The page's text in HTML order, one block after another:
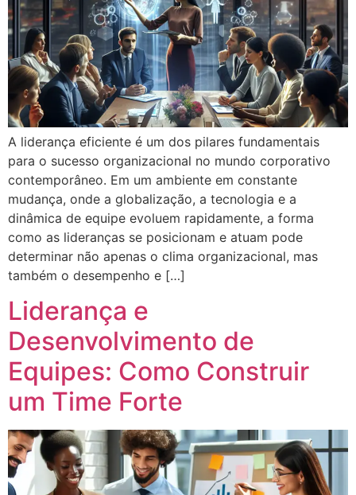
A liderança eficiente é um dos pilares fundamentais
para o sucesso organizacional no mundo corporativo
contemporâneo. Em um ambiente em constante
mudança, onde a globalização, a tecnologia e a
dinâmica de equipe evoluem rapidamente, a forma
como as lideranças se posicionam e atuam pode
determinar não apenas o clima organizacional, mas
também o desempenho e […]
Liderança e
Desenvolvimento de
Equipes: Como Construir
um Time Forte